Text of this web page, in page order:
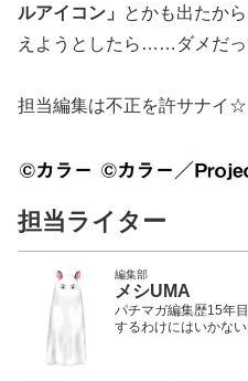
ルアイコン」
とかも出たか
えようとしたら……ダメだっ
担当編集は不正を許サナイ☆
担当ライター
編集部
メシUMA
パチマガ編集歴15年
するわけにはいかな